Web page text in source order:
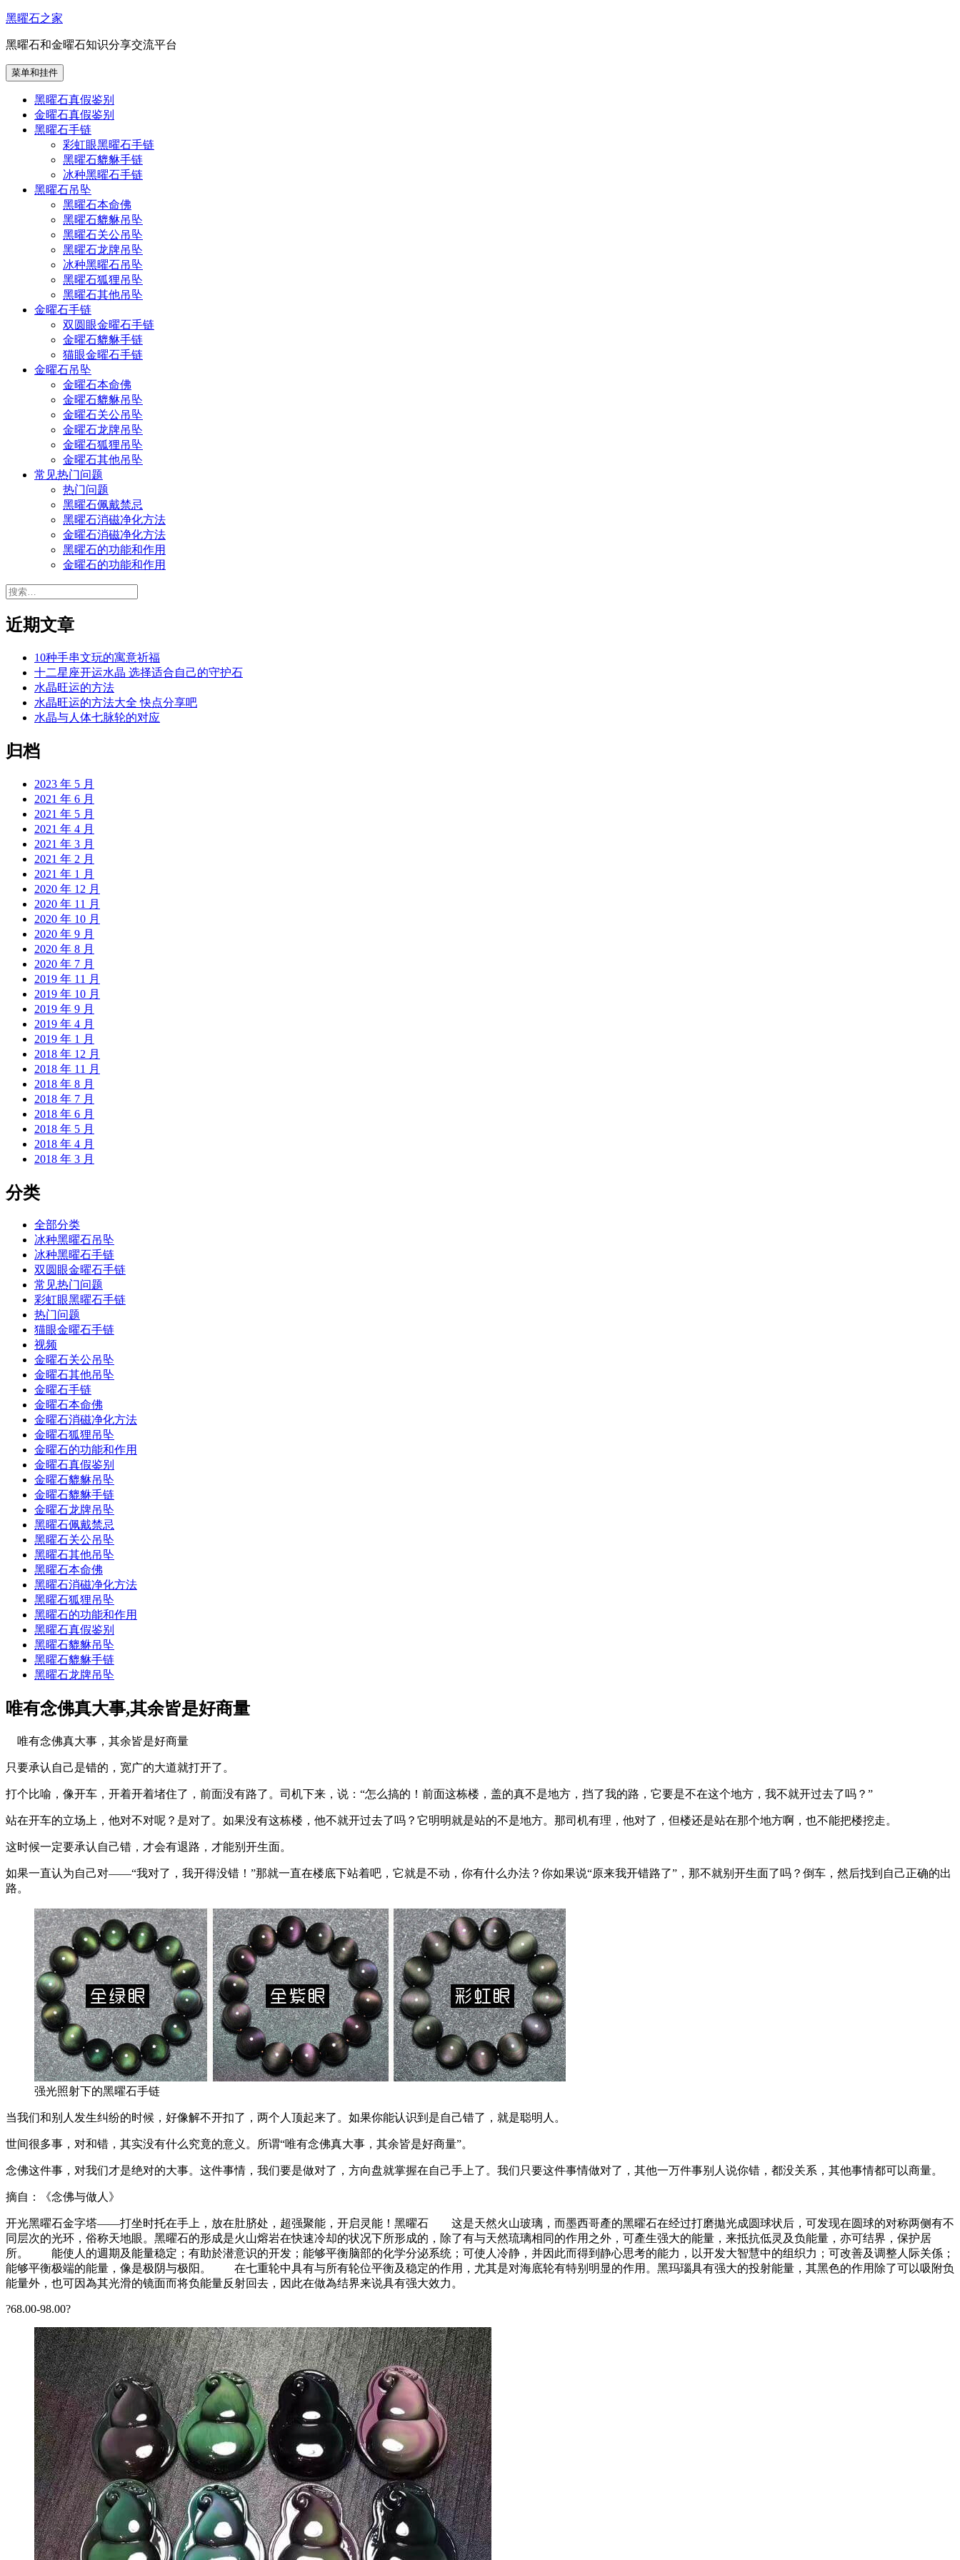
跳
内
容
黑曜石之家
黑曜石和金曜石知识分享交流平台
菜单和挂件
黑曜石真假鉴别
金曜石真假鉴别
黑曜石手链
彩虹眼黑曜石手链
黑曜石貔貅手链
冰种黑曜石手链
黑曜石吊坠
黑曜石本命佛
黑曜石貔貅吊坠
黑曜石关公吊坠
黑曜石龙牌吊坠
冰种黑曜石吊坠
黑曜石狐狸吊坠
黑曜石其他吊坠
金曜石手链
双圆眼金曜石手链
金曜石貔貅手链
猫眼金曜石手链
金曜石吊坠
金曜石本命佛
金曜石貔貅吊坠
金曜石关公吊坠
金曜石龙牌吊坠
金曜石狐狸吊坠
金曜石其他吊坠
常见热门问题
热门问题
黑曜石佩戴禁忌
黑曜石消磁净化方法
金曜石消磁净化方法
黑曜石的功能和作用
金曜石的功能和作用
搜
近期文章
10种手串文玩的寓意祈福
十二星座开运水晶 选择适合自己的守护石
水晶旺运的方法
水晶旺运的方法大全 快点分享吧
水晶与人体七脉轮的对应
归档
2023 年 5 月
2021 年 6 月
2021 年 5 月
2021 年 4 月
2021 年 3 月
2021 年 2 月
2021 年 1 月
2020 年 12 月
2020 年 11 月
2020 年 10 月
2020 年 9 月
2020 年 8 月
2020 年 7 月
2019 年 11 月
2019 年 10 月
2019 年 9 月
2019 年 4 月
2019 年 1 月
2018 年 12 月
2018 年 11 月
2018 年 8 月
2018 年 7 月
2018 年 6 月
2018 年 5 月
2018 年 4 月
2018 年 3 月
分类
全部分类
冰种黑曜石吊坠
冰种黑曜石手链
双圆眼金曜石手链
常见热门问题
彩虹眼黑曜石手链
热门问题
猫眼金曜石手链
视频
金曜石关公吊坠
金曜石其他吊坠
金曜石手链
金曜石本命佛
金曜石消磁净化方法
金曜石狐狸吊坠
金曜石的功能和作用
金曜石真假鉴别
金曜石貔貅吊坠
金曜石貔貅手链
金曜石龙牌吊坠
黑曜石佩戴禁忌
黑曜石关公吊坠
黑曜石其他吊坠
黑曜石本命佛
黑曜石消磁净化方法
黑曜石狐狸吊坠
黑曜石的功能和作用
黑曜石真假鉴别
黑曜石貔貅吊坠
黑曜石貔貅手链
黑曜石龙牌吊坠
唯有念佛真大事,其余皆是好商量
唯有念佛真大事，其余皆是好商量
只要承认自己是错的，宽广的大道就打开了。
打个比喻，像开车，开着开着堵住了，前面没有路了。司机下来，说：“怎么搞的！前面这栋楼，盖的真不是地方，挡了我的路，它要是不在这个地方，我不就开过去了吗？”
站在开车的立场上，他对不对呢？是对了。如果没有这栋楼，他不就开过去了吗？它明明就是站的不是地方。那司机有理，他对了，但楼还是站在那个地方啊，也不能把楼挖走。
这时候一定要承认自己错，才会有退路，才能别开生面。
如果一直认为自己对——“我对了，我开得没错！”那就一直在楼底下站着吧，它就是不动，你有什么办法？你如果说“原来我开错路了”，那不就别开生面了吗？倒车，然后找到自己正确的出
路。
强光照射下的黑曜石手链
当我们和别人发生纠纷的时候，好像解不开扣了，两个人顶起来了。如果你能认识到是自己错了，就是聪明人。
世间很多事，对和错，其实没有什么究竟的意义。所谓“唯有念佛真大事，其余皆是好商量”。
念佛这件事，对我们才是绝对的大事。这件事情，我们要是做对了，方向盘就掌握在自己手上了。我们只要这件事情做对了，其他一万件事别人说你错，都没关系，其他事情都可以商量。
摘自：《念佛与做人》
开光黑曜石金字塔——打坐时托在手上，放在肚脐处，超强聚能，开启灵能！黑曜石 这是天然火山玻璃，而墨西哥產的黑曜石在经过打磨拋光成圆球状后，可发现在圆球的对称两侧有不
同层次的光环，俗称天地眼。黑曜石的形成是火山熔岩在快速冷却的状况下所形成的，除了有与天然琉璃相同的作用之外，可產生强大的能量，来抵抗低灵及负能量，亦可结界，保护居
所。 能使人的週期及能量稳定；有助於潜意识的开发；能够平衡脑部的化学分泌系统；可使人冷静，并因此而得到静心思考的能力，以开发大智慧中的组织力；可改善及调整人际关係；
能够平衡极端的能量，像是极阴与极阳。 在七重轮中具有与所有轮位平衡及稳定的作用，尤其是对海底轮有特别明显的作用。黑玛瑙具有强大的投射能量，其黑色的作用除了可以吸附负
能量外，也可因為其光滑的镜面而将负能量反射回去，因此在做為结界来说具有强大效力。
?68.00-98.00?